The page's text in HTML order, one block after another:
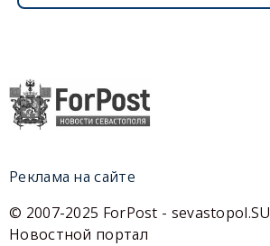
Реклама на сайте
© 2007-2025 ForPost - sevastopol.SU
Новостной портал